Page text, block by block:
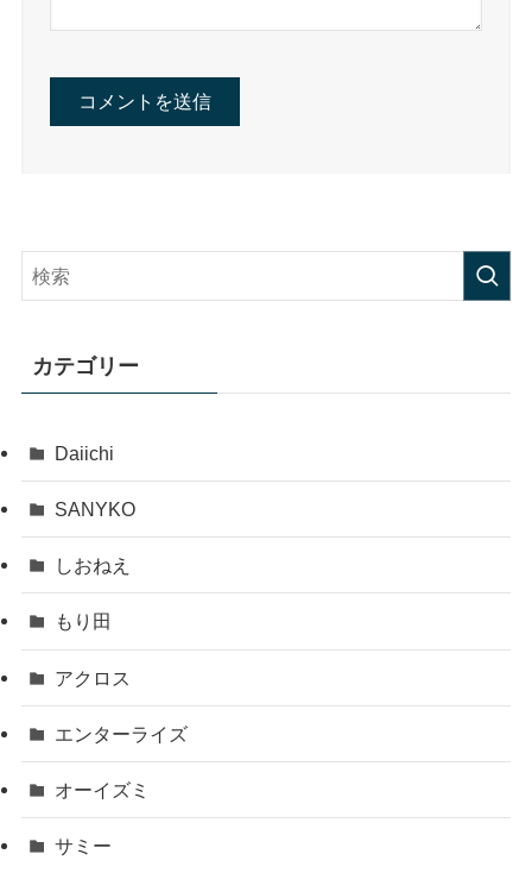
カテゴリー
Daiichi
SANYKO
しおねえ
もり田
アクロス
エンターライズ
オーイズミ
サミー